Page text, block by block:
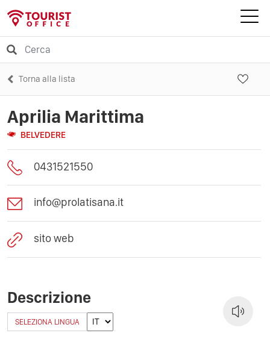
Torna alla lista
Aprilia Marittima
BELVEDERE
0431521550
info@prolatisana.it
sito web
Descrizione
SELEZIONA LINGUA